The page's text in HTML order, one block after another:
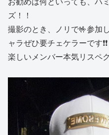
ズ！！
撮影のとき、ノリで🤟参加
ャラぜひ要チェケラーです❗️❗️
楽しいメンバー本気リスペ